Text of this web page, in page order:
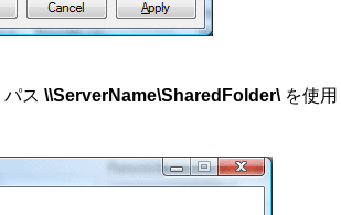
ス \\ServerName\SharedFolder\を使用